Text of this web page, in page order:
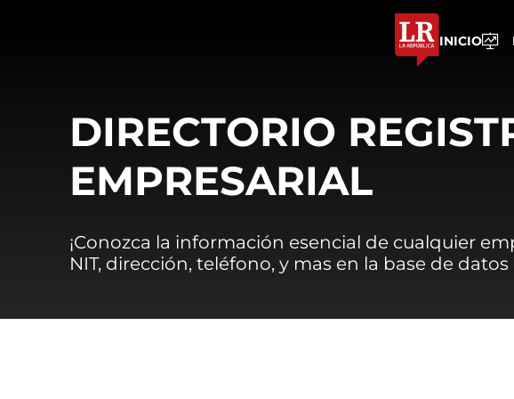
INICIO
DIRECTORIO
EMPRESARIAL
¡Conozca la información esencial de cualquier
NIT, dirección, teléfono, y mas en la base de